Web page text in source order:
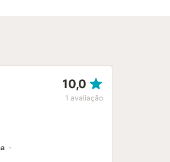
10,0
1 avaliação